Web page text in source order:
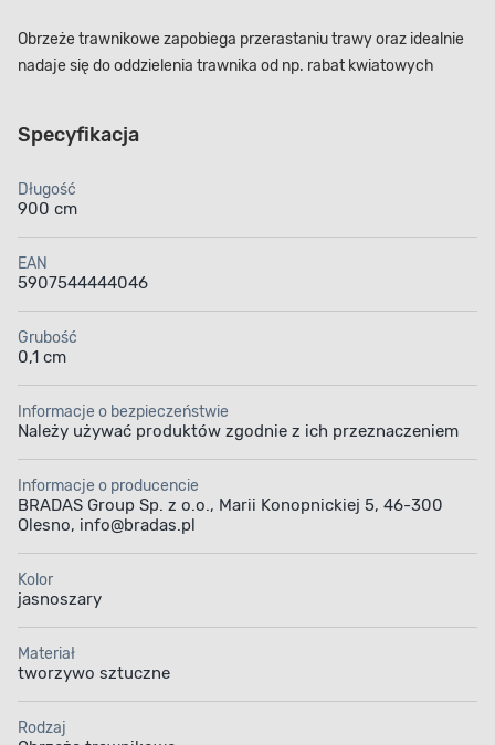
Obrzeże trawnikowe zapobiega przerastaniu trawy oraz idealnie
nadaje się do oddzielenia trawnika od np. rabat kwiatowych
Specyfikacja
Długość
900 cm
EAN
5907544444046
Grubość
0,1 cm
Informacje o bezpieczeństwie
Należy używać produktów zgodnie z ich przeznaczeniem
Informacje o producencie
BRADAS Group Sp. z o.o., Marii Konopnickiej 5, 46-300
Olesno, info@bradas.pl
Kolor
jasnoszary
Materiał
tworzywo sztuczne
Rodzaj